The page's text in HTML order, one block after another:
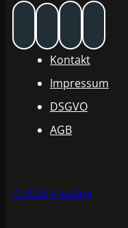
Kontakt
Impressum
DSGVO
AGB
© 2025 Invadox